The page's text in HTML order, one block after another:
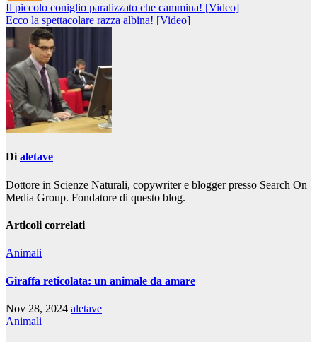
Navigazione
articoli
Il piccolo coniglio paralizzato che cammina! [Video]
Ecco la spettacolare razza albina! [Video]
Dialetave
Dottore in Scienze Naturali, copywriter e blogger presso Search On
Media Group. Fondatore di questo blog.
Articoli correlati
Animali
Giraffa reticolata: un animale da amare
Nov 28, 2024 aletave
Animali